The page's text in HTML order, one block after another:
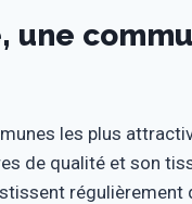
une
les plus
de qualité et son
régulièrement